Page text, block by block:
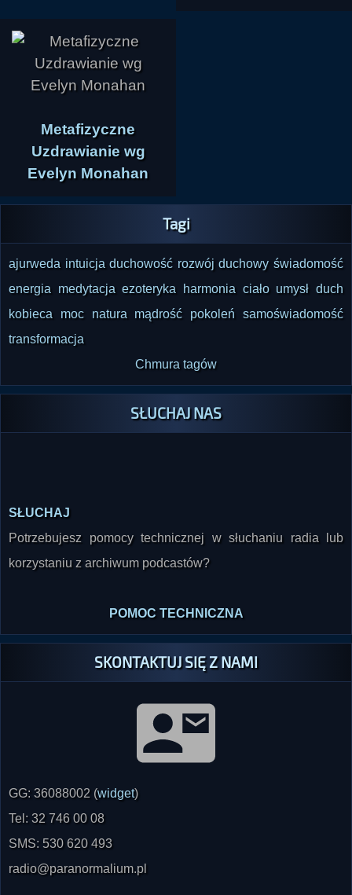
Metafizyczne
Uzdrawianie wg
Evelyn Monahan
Tagi
ajurweda intuicja duchowość rozwój duchowy świadomość
energia
medytacja ezoteryka harmonia ciało umysł duch
kobieca moc
natura mądrość pokoleń
samoświadomość
transformacja
Chmura tagów
SŁUCHAJ NAS
Potrzebujesz pomocy technicznej w słuchaniu radia lub
korzystaniu z archiwum podcastów?
SKONTAKTUJ SIĘ Z NAMI
)
Tel: 32 746 00 08
SMS: 530 620 493
radio@paranormalium.pl
Byłeś świadkiem zagadkowego zjawiska? Jeśli tak,